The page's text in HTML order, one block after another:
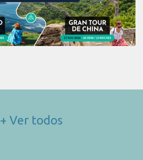
+ Ver todos